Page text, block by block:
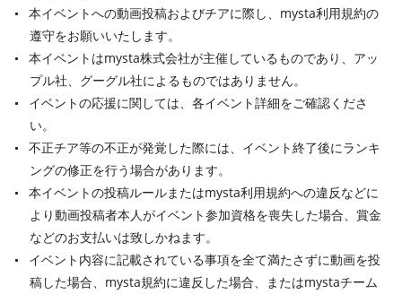
本イベントへの動画投稿およびチアに際し、mysta利用規約の
遵守をお願いいたします。
本イベントはmysta株式会社が主催しているものであり、アッ
プル社、グーグル社によるものではありません。
イベントの応援に関しては、各イベント詳細をご確認くださ
い。
不正チア等の不正が発覚した際には、イベント終了後にランキ
ングの修正を行う場合があります。
本イベントの投稿ルールまたはmysta利用規約への違反などに
より動画投稿者本人がイベント参加資格を喪失した場合、賞金
などのお支払いは致しかねます。
イベント内容に記載されている事項を全て満たさずに動画を投
稿した場合、mysta規約に違反した場合、またはmystaチーム